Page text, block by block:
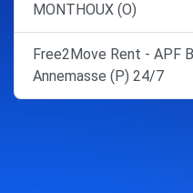
MONTHOUX (O)
Free2Move Rent - APF
Annemasse (P) 24/7